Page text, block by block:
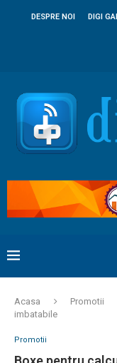
DESPRE NOI DIGI
Acasa Promotii
imbatabile
Promotii